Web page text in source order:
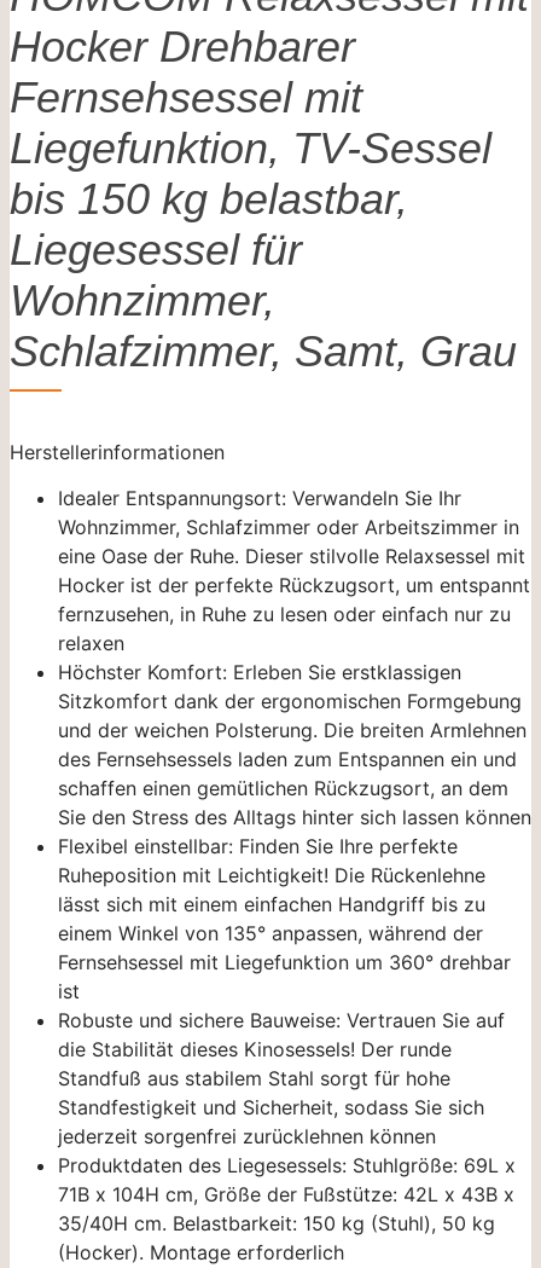
Hocker Drehbarer
Fernsehsessel mit
Liegefunktion, TV-Sessel
bis 150 kg belastbar,
Liegesessel für
Wohnzimmer,
Schlafzimmer, Samt, Grau
Herstellerinformationen
Idealer Entspannungsort: Verwandeln Sie Ihr
Wohnzimmer, Schlafzimmer oder Arbeitszimmer in
eine Oase der Ruhe. Dieser stilvolle Relaxsessel mit
Hocker ist der perfekte Rückzugsort, um entspannt
fernzusehen, in Ruhe zu lesen oder einfach nur zu
relaxen
Höchster Komfort: Erleben Sie erstklassigen
Sitzkomfort dank der ergonomischen Formgebung
und der weichen Polsterung. Die breiten Armlehnen
des Fernsehsessels laden zum Entspannen ein und
schaffen einen gemütlichen Rückzugsort, an dem
Sie den Stress des Alltags hinter sich lassen können
Flexibel einstellbar: Finden Sie Ihre perfekte
Ruheposition mit Leichtigkeit! Die Rückenlehne
lässt sich mit einem einfachen Handgriff bis zu
einem Winkel von 135° anpassen, während der
Fernsehsessel mit Liegefunktion um 360° drehbar
ist
Robuste und sichere Bauweise: Vertrauen Sie auf
die Stabilität dieses Kinosessels! Der runde
Standfuß aus stabilem Stahl sorgt für hohe
Standfestigkeit und Sicherheit, sodass Sie sich
jederzeit sorgenfrei zurücklehnen können
Produktdaten des Liegesessels: Stuhlgröße: 69L x
71B x 104H cm, Größe der Fußstütze: 42L x 43B x
35/40H cm. Belastbarkeit: 150 kg (Stuhl), 50 kg
(Hocker). Montage erforderlich